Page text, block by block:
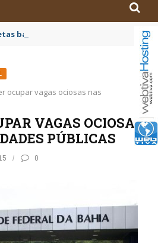
baianos representam o Brasil no
ocupar vagas ociosas nas
VAGAS OCIOSAS
PÚBLICAS
0